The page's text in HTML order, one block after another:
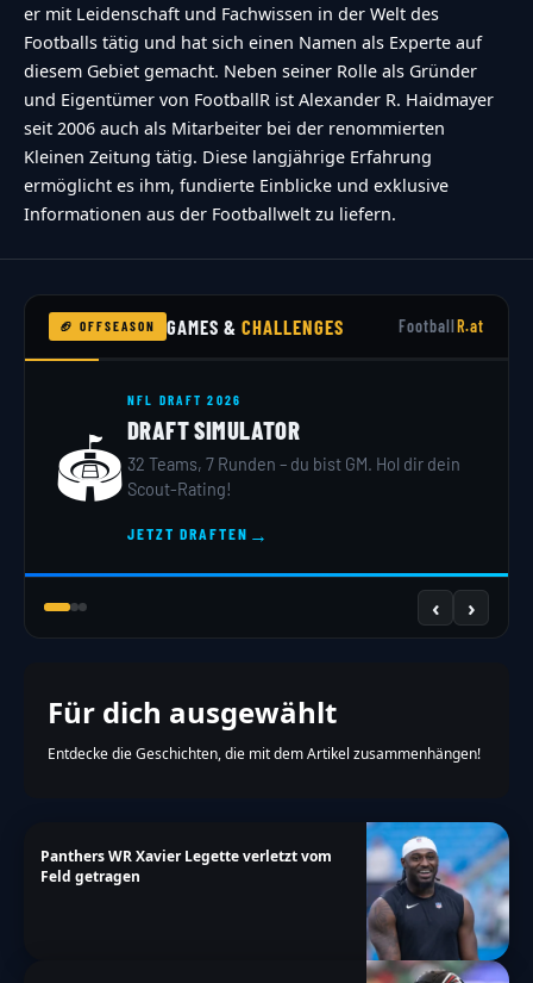
er mit Leidenschaft und Fachwissen in der Welt des
Footballs tätig und hat sich einen Namen als Experte auf
diesem Gebiet gemacht. Neben seiner Rolle als Gründer
und Eigentümer von FootballR ist Alexander R. Haidmayer
seit 2006 auch als Mitarbeiter bei der renommierten
Kleinen Zeitung tätig. Diese langjährige Erfahrung
ermöglicht es ihm, fundierte Einblicke und exklusive
Informationen aus der Footballwelt zu liefern.
🏈 OFFSEASON GAMES &CHALLENGES FootballR.at
🏟️
NFL DRAFT 2026
DRAFT SIMULATOR
32 Teams, 7 Runden – du bist GM. Hol dir dein
Scout-Rating!
JETZT DRAFTEN →
‹ ›
Für dich ausgewählt
Entdecke die Geschichten, die mit dem Artikel zusammenhängen!
Panthers WR Xavier Legette verletzt vom
Feld getragen